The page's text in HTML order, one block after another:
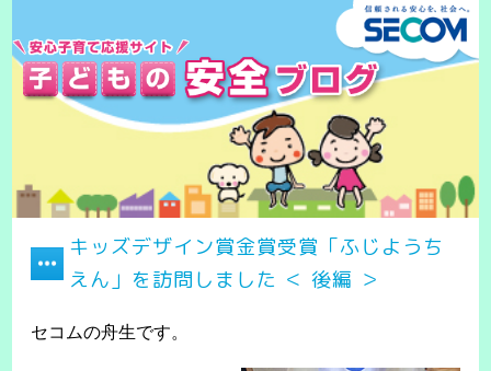
キッズデザイン賞金賞受賞「ふじようち
えん」を訪問しました ＜ 後編 ＞
セコムの舟生です。